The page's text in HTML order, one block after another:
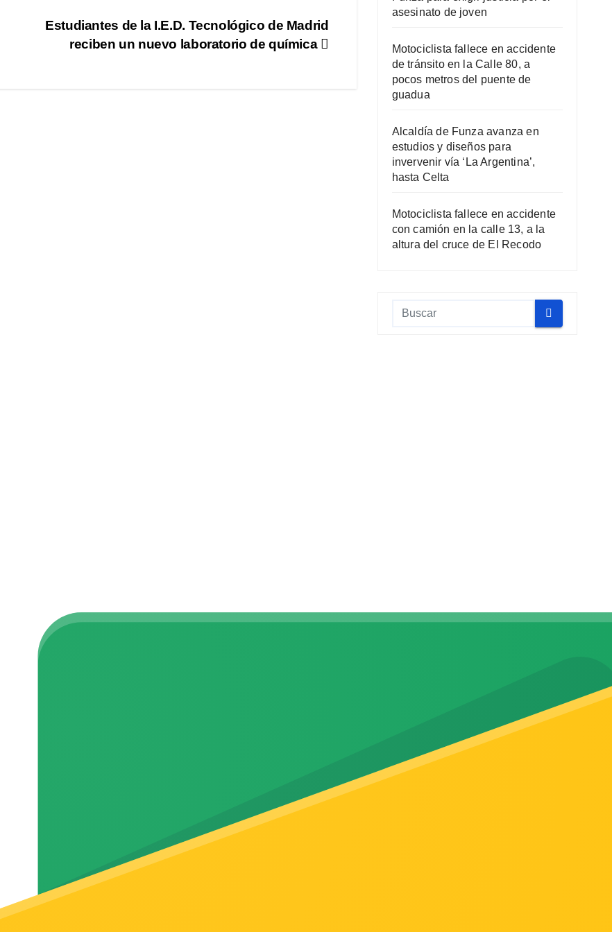
Estudiantes de la I.E.D. Tecnológico de Madrid
reciben un nuevo laboratorio de química
asesinato de joven
Motociclista fallece en accidente
de tránsito en la Calle 80, a
pocos metros del puente de
guadua
Alcaldía de Funza avanza en
estudios y diseños para
invervenir vía ‘La Argentina’,
hasta Celta
Motociclista fallece en accidente
con camión en la calle 13, a la
altura del cruce de El Recodo